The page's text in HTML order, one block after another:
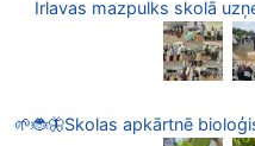
Irlavas mazpulks skolā
🌱🐞🦋Skolas apkārtnē